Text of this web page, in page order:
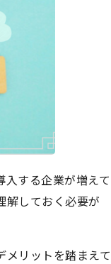
する企業が増えて
解しておく必要が
リットを踏まえて